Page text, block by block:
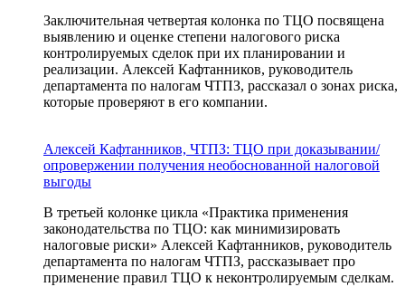
Заключительная четвертая колонка по ТЦО посвящена
выявлению и оценке степени налогового риска
контролируемых сделок при их планировании и
реализации. Алексей Кафтанников, руководитель
департамента по налогам ЧТПЗ, рассказал о зонах риска,
которые проверяют в его компании.
Алексей Кафтанников, ЧТПЗ: ТЦО при доказывании/
опровержении получения необоснованной налоговой
выгоды
В третьей колонке цикла «Практика применения
законодательства по ТЦО: как минимизировать
налоговые риски» Алексей Кафтанников, руководитель
департамента по налогам ЧТПЗ, рассказывает про
применение правил ТЦО к неконтролируемым сделкам.